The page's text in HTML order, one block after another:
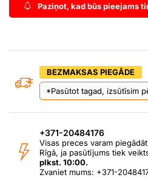
Paziņot, kad būs pieejams
BEZMAKSAS PIEGĀDE
*Pasūtot tagad, izsūtīsim
+371-20484176
Visas preces varam
Rīgā, ja pasūtījums tiek
plkst. 10:00.
Zvaniet mums: +371-